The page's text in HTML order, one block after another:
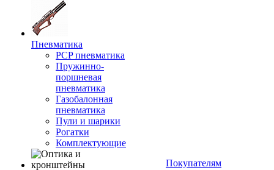
Пневматика
PCP пневматика
Пружинно-
поршневая
пневматика
Газобалонная
пневматика
Пули и шарики
Рогатки
Комплектующие
Покупателям